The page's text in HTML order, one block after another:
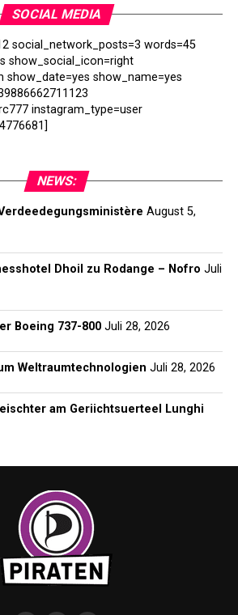
SOCIAL MEDIA
social_network_posts=3 words=45
show_social_icon=right
show_name=yes
instagram_type=user
NEWS:
August 5,
Dhoil zu Rodange – Nofro Juli
Boeing 737-800 Juli 28, 2026
Weltraumtechnologien Juli 28, 2026
am Geriichtsuerteel Lunghi